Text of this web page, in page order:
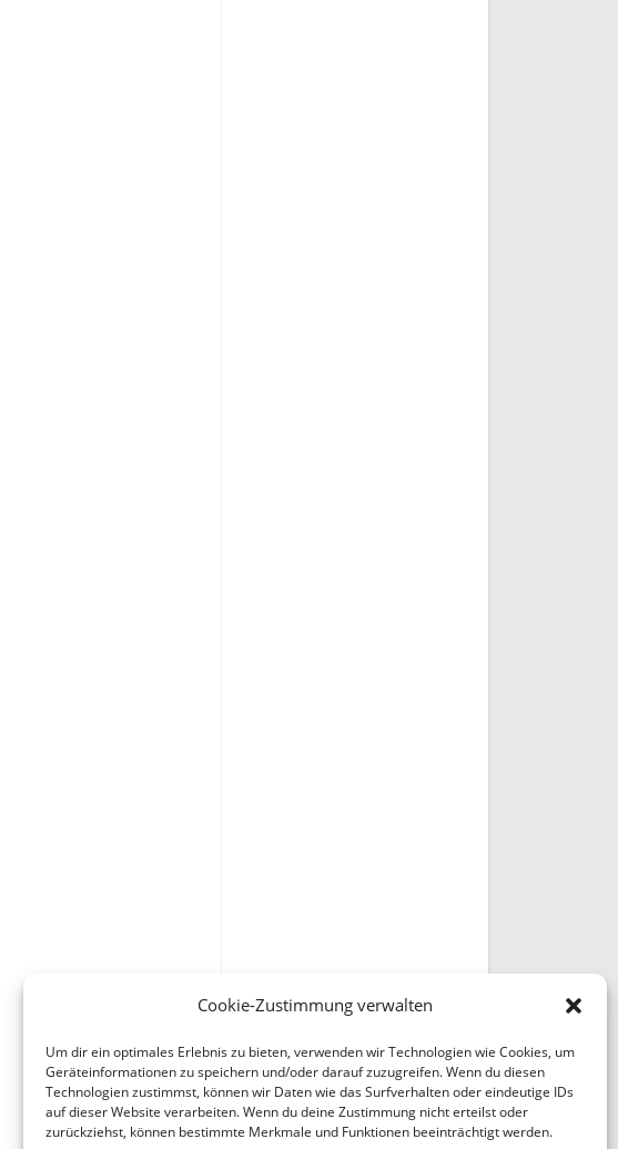
Cookie-Zustimmung verwalten
Um dir ein optimales Erlebnis zu bieten, verwenden wir Technologien wie Cookies, um
Geräteinformationen zu speichern und/oder darauf zuzugreifen. Wenn du diesen
Technologien zustimmst, können wir Daten wie das Surfverhalten oder eindeutige IDs
auf dieser Website verarbeiten. Wenn du deine Zustimmung nicht erteilst oder
zurückziehst, können bestimmte Merkmale und Funktionen beeinträchtigt werden.